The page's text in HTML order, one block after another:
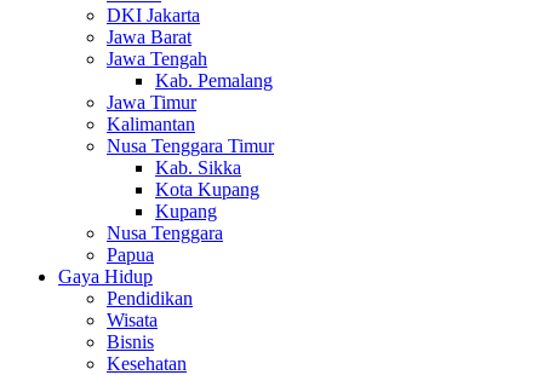
DKI Jakarta
Jawa Barat
Jawa Tengah
Kab. Pemalang
Jawa Timur
Kalimantan
Nusa Tenggara Timur
Kab. Sikka
Kota Kupang
Kupang
Nusa Tenggara
Papua
Gaya Hidup
Pendidikan
Wisata
Bisnis
Kesehatan